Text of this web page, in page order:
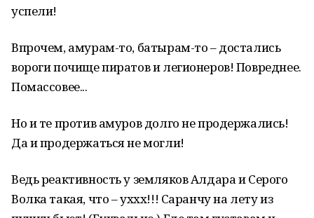
успели!
Впрочем, амурам-то, батырам-то – достались
вороги почище пиратов и легионеров! Повреднее.
Помассовее...
Но и те против амуров долго не продержались!
Да и продержаться не могли!
Ведь реактивность у земляков Алдара и Серого
Волка такая, что – уххх!!! Саранчу на лету из